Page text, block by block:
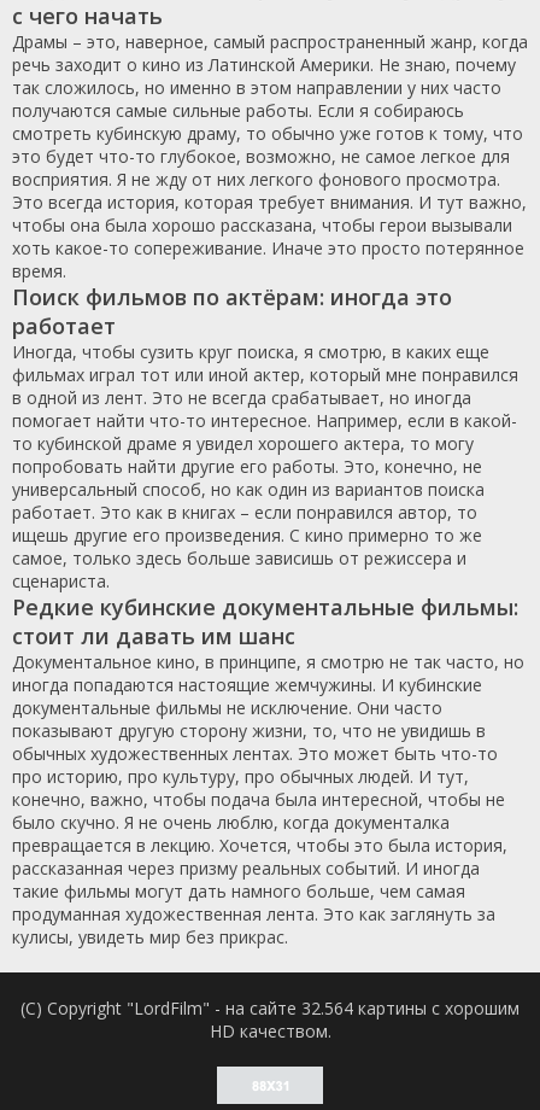
с чего начать
Драмы – это, наверное, самый распространенный жанр, когда
речь заходит о кино из Латинской Америки. Не знаю, почему
так сложилось, но именно в этом направлении у них часто
получаются самые сильные работы. Если я собираюсь
смотреть кубинскую драму, то обычно уже готов к тому, что
это будет что-то глубокое, возможно, не самое легкое для
восприятия. Я не жду от них легкого фонового просмотра.
Это всегда история, которая требует внимания. И тут важно,
чтобы она была хорошо рассказана, чтобы герои вызывали
хоть какое-то сопереживание. Иначе это просто потерянное
время.
Поиск фильмов по актёрам: иногда это
работает
Иногда, чтобы сузить круг поиска, я смотрю, в каких еще
фильмах играл тот или иной актер, который мне понравился
в одной из лент. Это не всегда срабатывает, но иногда
помогает найти что-то интересное. Например, если в какой-
то кубинской драме я увидел хорошего актера, то могу
попробовать найти другие его работы. Это, конечно, не
универсальный способ, но как один из вариантов поиска
работает. Это как в книгах – если понравился автор, то
ищешь другие его произведения. С кино примерно то же
самое, только здесь больше зависишь от режиссера и
сценариста.
Редкие кубинские документальные фильмы:
стоит ли давать им шанс
Документальное кино, в принципе, я смотрю не так часто, но
иногда попадаются настоящие жемчужины. И кубинские
документальные фильмы не исключение. Они часто
показывают другую сторону жизни, то, что не увидишь в
обычных художественных лентах. Это может быть что-то
про историю, про культуру, про обычных людей. И тут,
конечно, важно, чтобы подача была интересной, чтобы не
было скучно. Я не очень люблю, когда документалка
превращается в лекцию. Хочется, чтобы это была история,
рассказанная через призму реальных событий. И иногда
такие фильмы могут дать намного больше, чем самая
продуманная художественная лента. Это как заглянуть за
кулисы, увидеть мир без прикрас.
(C) Copyright "LordFilm" - на сайте 32.564 картины с хорошим
HD качеством.